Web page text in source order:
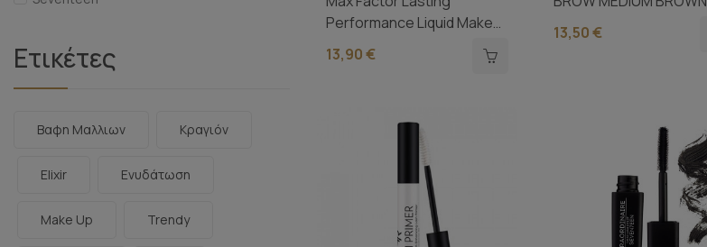
Ετικέτες
Βαφη Μαλλιων Κραγιόν
Elixir Ενυδάτωση
Make Up Trendy
Performance Liquid Make
Up...
13,90 €
13,50 €